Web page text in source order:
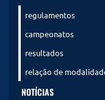
regulamentos
campeonatos
resultados
relação de
NOTÍCIAS